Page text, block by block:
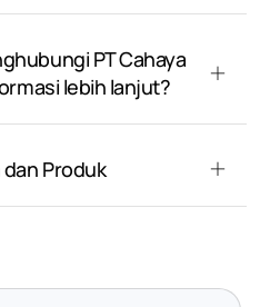
PT Cahaya
lebih lanjut?
dan Produk